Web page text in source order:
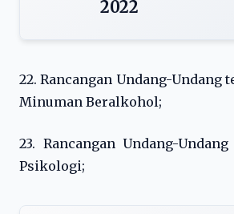
2022
22. Rancangan Undang-Undang
Minuman Beralkohol;
23. Rancangan Undang-
Psikologi;